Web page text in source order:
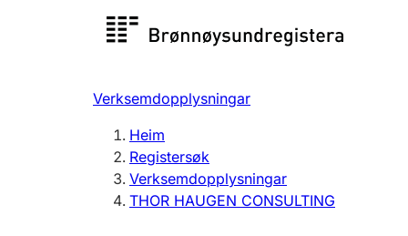
Registersøk
Registrere, endre, slette
Verksemdopplysningar
Heim
Registersøk
Verksemdopplysningar
THOR HAUGEN CONSULTING